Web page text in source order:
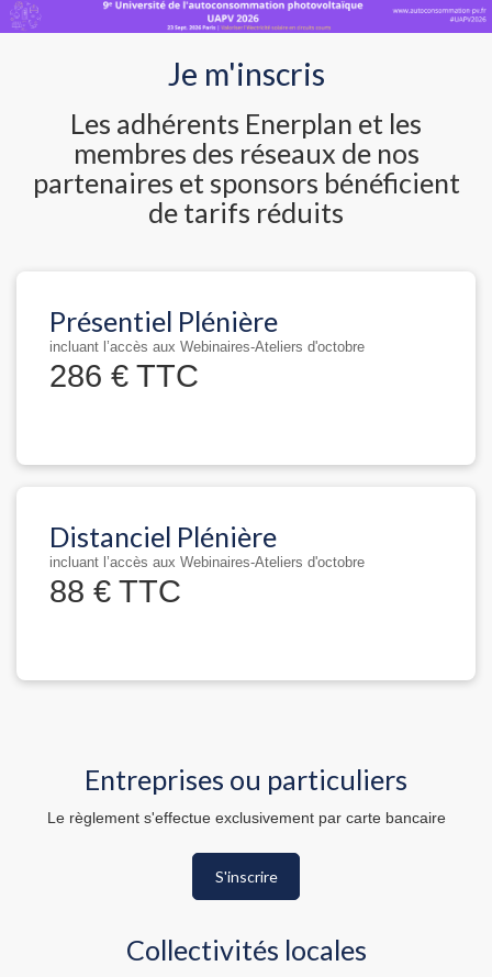
Je m'inscris
Les adhérents Enerplan et les
membres des réseaux de nos
partenaires et sponsors bénéficient
de tarifs réduits
Présentiel Plénière
incluant l’accès aux Webinaires-Ateliers d'octobre
286 € TTC
Distanciel Plénière
incluant l’accès aux Webinaires-Ateliers d'octobre
88 € TTC
Entreprises ou particuliers
Le règlement s'effectue exclusivement par carte bancaire
S'inscrire
Collectivités locales